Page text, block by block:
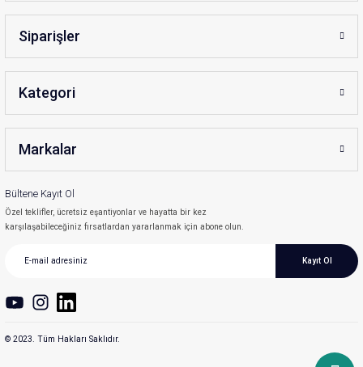
Siparişler
Kategori
Markalar
Bültene Kayıt Ol
Özel teklifler, ücretsiz eşantiyonlar ve hayatta bir kez
karşılaşabileceğiniz fırsatlardan yararlanmak için abone olun.
Kayıt Ol
© 2023. Tüm Hakları Saklıdır.